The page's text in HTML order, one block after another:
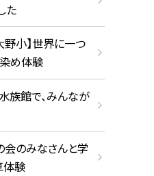
た
小】世界に一つ
め体験
族館で、みんなが
のみなさんと学
体験